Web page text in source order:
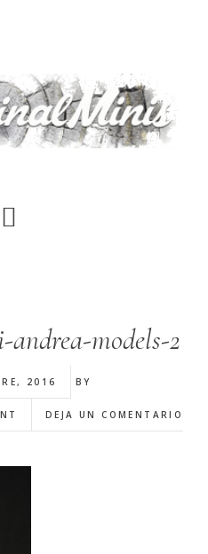
models-2
2016 BY
DEJA UN COMENTARIO